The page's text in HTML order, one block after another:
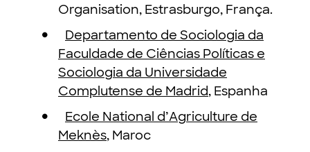
Organisation, Estrasburgo, França.
Departamento de Sociologia da
Faculdade de Ciências Políticas e
Sociologia da Universidade
Complutense de Madrid, Espanha
Ecole National d’Agriculture de
Meknès, Maroc